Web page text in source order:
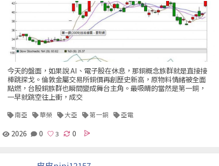
今天的盤面，如果說 AI、電子股在休息，那銅概念族群就是直接接
棒跳探戈。倫敦金屬交易所銅價再創歷史新高，原物料情緒被全面
點燃，台股銅族群也瞬間變成舞台主角。最吸睛的當然是第一銅，
一早就跳空往上衝，成交
南亞 華榮 大亞 第一銅 亞電
2026 0 0